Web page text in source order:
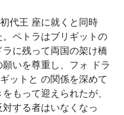
代王 座に就くと同時
ペトラはブリギットの
に残って両国の架け橋
いを尊重し、フォ ドラ
ットと の関係を深めて
もって迎えられたが、
する者はいなくなっ